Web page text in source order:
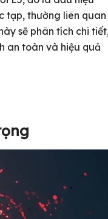
tạp, thường liên quan
sẽ phân tích chi
an toàn và hiệu quả